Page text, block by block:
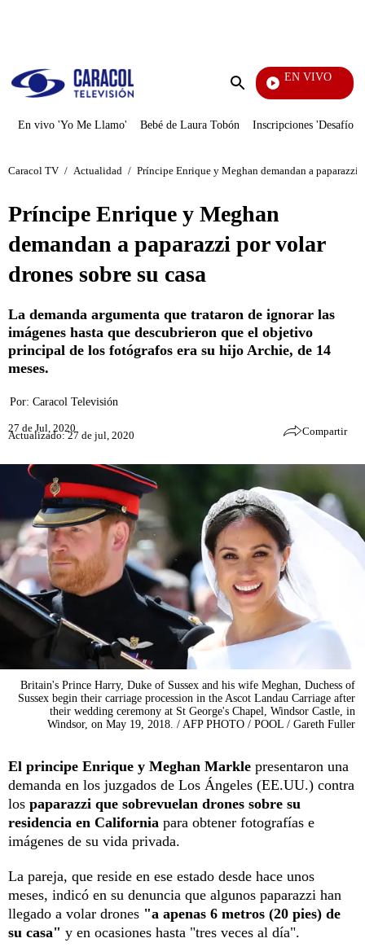
Enviar
EN VIVO
También Caerás
En vivo 'Yo Me Llamo' Bebé de Laura Tobón Inscripciones 'Desafío'
Caracol TV / Actualidad / Príncipe Enrique y Meghan demandan a paparazzi
Príncipe Enrique y Meghan
demandan a paparazzi por volar
drones sobre su casa
La demanda argumenta que trataron de ignorar las
imágenes hasta que descubrieron que el objetivo
principal de los fotógrafos era su hijo Archie, de 14
meses.
Por: Caracol Televisión
27 de Jul, 2020
Actualizado: 27 de jul, 2020 Compartir
Britain's Prince Harry, Duke of Sussex and his wife Meghan, Duchess of
Sussex begin their carriage procession in the Ascot Landau Carriage after
their wedding ceremony at St George's Chapel, Windsor Castle, in
Windsor, on May 19, 2018. / AFP PHOTO / POOL / Gareth Fuller
El principe Enrique y Meghan Markle presentaron una
demanda en los juzgados de Los Ángeles (EE.UU.) contra
los paparazzi que sobrevuelan drones sobre su
residencia en California para obtener fotografías e
imágenes de su vida privada.
La pareja, que reside en ese estado desde hace unos
meses, indicó en su denuncia que algunos paparazzi han
llegado a volar drones "a apenas 6 metros (20 pies) de
su casa" y en ocasiones hasta "tres veces al día".